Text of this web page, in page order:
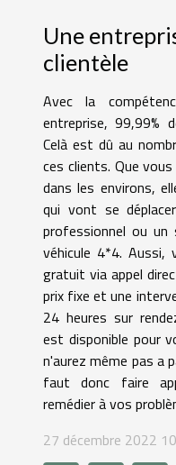
Une
clientèle
Avec la
entreprise, 99,99%
Celà est dû au
ces clients. Que
dans les environs,
qui vont se
professionnel ou un
véhicule 4*4. Aussi,
gratuit via appel
prix fixe et une
24 heures sur
est disponible pour
n'aurez même pas a
faut donc faire
remédier à vos
27 décembre 2022